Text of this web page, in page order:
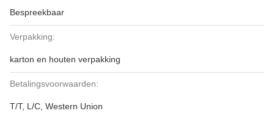
Bespreekbaar
Verpakking:
karton en houten verpakking
Betalingsvoorwaarden:
T/T, L/C, Western Union